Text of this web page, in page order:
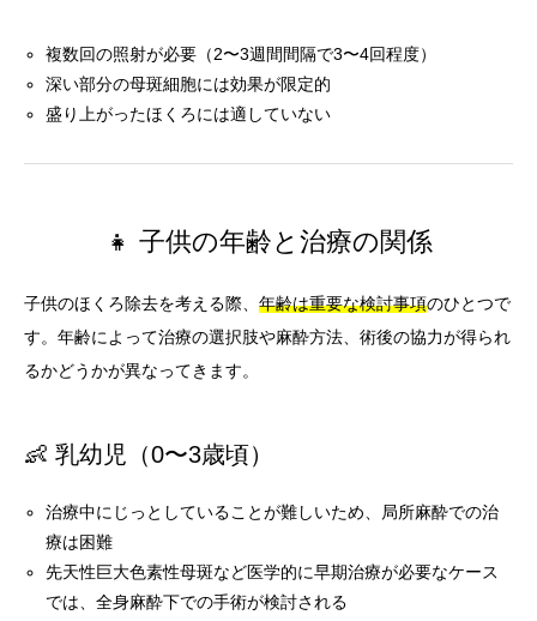
複数回の照射が必要（2〜3週間間隔で3〜4回程度）
深い部分の母斑細胞には効果が限定的
盛り上がったほくろには適していない
👧 子供の年齢と治療の関係
子供のほくろ除去を考える際、 年齢は重要な検討事項のひとつで
す。年齢によって治療の選択肢や麻酔方法、術後の協力が得られ
るかどうかが異なってきます。
👶 乳幼児（0〜3歳頃）
治療中にじっとしていることが難しいため、局所麻酔での治
療は困難
先天性巨大色素性母斑など医学的に早期治療が必要なケース
では、全身麻酔下での手術が検討される